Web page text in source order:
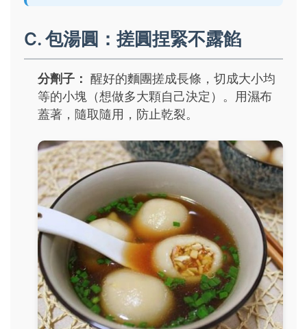
C. 包湯圓：搓圓捏緊不露餡
分劑子： 醒好的麵團搓成長條，切成大小均
等的小塊（想做多大顆自己決定）。用濕布
蓋著，隨取隨用，防止乾裂。